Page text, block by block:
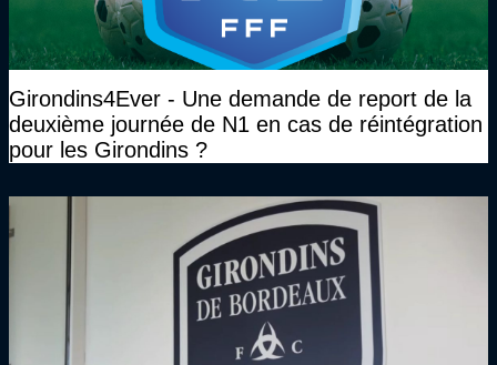
Girondins4Ever - Une demande de report de la
deuxième journée de N1 en cas de réintégration
pour les Girondins ?